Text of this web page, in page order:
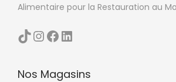
Alimentaire pour la Restauration au
TikTok InstagramFacebook LinkedIn
Nos Magasins